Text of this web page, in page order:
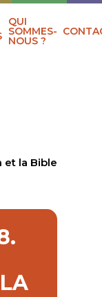
QUI
SOMMES-
NOUS ?
et la Bible